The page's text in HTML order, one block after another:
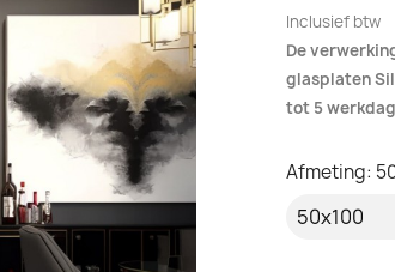
Inclusief btw
De
glasplaten
tot 5
Afmeting: